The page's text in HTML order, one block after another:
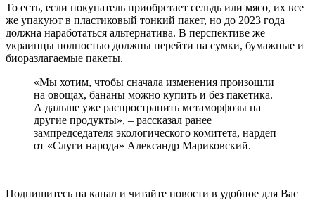
То есть, если покупатель приобретает сельдь или мясо, их все
же упакуют в пластиковый тонкий пакет, но до 2023 года
должна наработаться альтернатива. В перспективе же
украинцы полностью должны перейти на сумки, бумажные и
биоразлагаемые пакеты.
«Мы хотим, чтобы сначала изменения произошли
на овощах, бананы можно купить и без пакетика.
А дальше уже распространить метаморфозы на
другие продукты», – рассказал ранее
зампредседателя экологического комитета, нардеп
от «Слуги народа» Александр Мариковский.
Подпишитесь на канал и читайте новости в удобное для Вас